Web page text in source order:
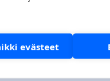
evästeet